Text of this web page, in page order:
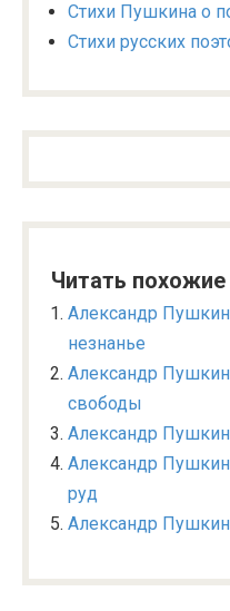
Стихи Пушкина о
Стихи русских
Читать похожие
Александр
незнанье
Александр
свободы
Александр
Александр
руд
Александр